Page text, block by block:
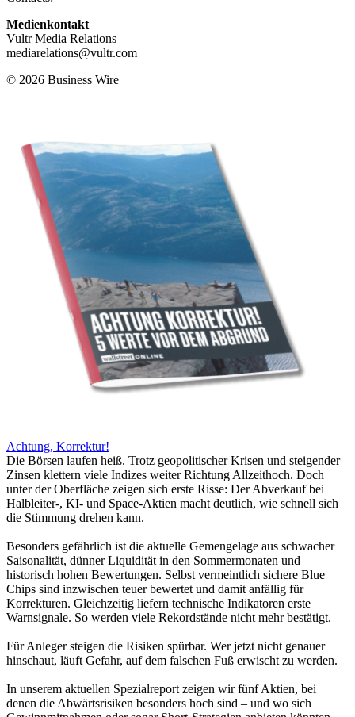
Medienkontakt
Vultr Media Relations
mediarelations@vultr.com
© 2026 Business Wire
Achtung, Korrektur!
Die Börsen laufen heiß. Trotz geopolitischer Krisen und steigender
Zinsen klettern viele Indizes weiter Richtung Allzeithoch. Doch
unter der Oberfläche zeigen sich erste Risse: Der Abverkauf bei
Halbleiter-, KI- und Space-Aktien macht deutlich, wie schnell sich
die Stimmung drehen kann.
Besonders gefährlich ist die aktuelle Gemengelage aus schwacher
Saisonalität, dünner Liquidität in den Sommermonaten und
historisch hohen Bewertungen. Selbst vermeintlich sichere Blue
Chips sind inzwischen teuer bewertet und damit anfällig für
Korrekturen. Gleichzeitig liefern technische Indikatoren erste
Warnsignale. So werden viele Rekordstände nicht mehr bestätigt.
Für Anleger steigen die Risiken spürbar. Wer jetzt nicht genauer
hinschaut, läuft Gefahr, auf dem falschen Fuß erwischt zu werden.
In unserem aktuellen Spezialreport zeigen wir fünf Aktien, bei
denen die Abwärtsrisiken besonders hoch sind – und wo sich